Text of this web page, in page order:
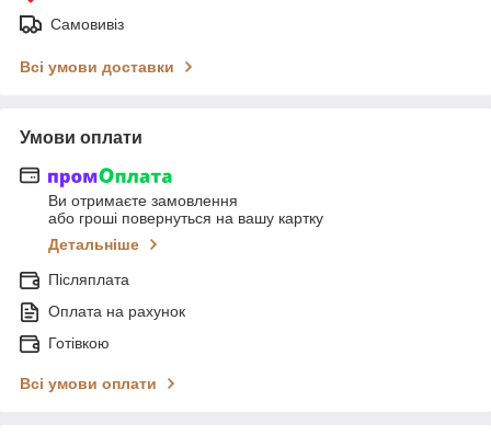
Самовивіз
Всі умови доставки
Умови оплати
Ви отримаєте замовлення
або гроші повернуться на вашу картку
Детальніше
Післяплата
Оплата на рахунок
Готівкою
Всі умови оплати